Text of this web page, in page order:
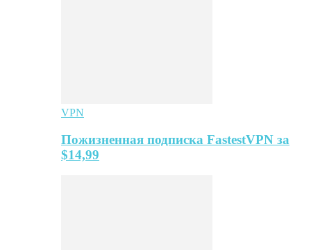
VPN
Пожизненная подписка FastestVPN за
$14,99